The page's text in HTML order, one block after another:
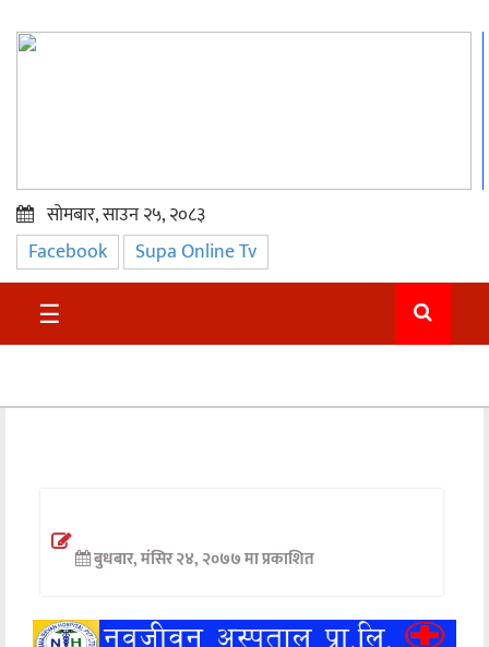
प्रमुख
समाचार
सुदुर
अन्तर्वार्ता
खेलकुद
सोमबार, साउन २५, २०८३
Facebook Supa Online Tv
☰
बुधबार, मंसिर २४, २०७७ मा प्रकाशित